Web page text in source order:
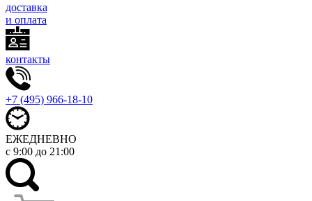
доставка
и оплата
контакты
+7 (495) 966-18-10
ЕЖЕДНЕВНО
с 9:00 до 21:00